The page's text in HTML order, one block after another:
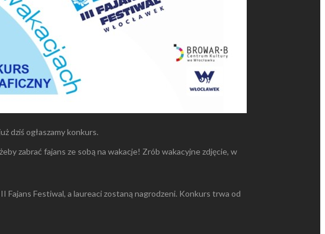
dziś ogłaszamy konkurs.
zabrać fajans ze sobą na wakacje! Zrób wakacyjne zdjęcie, w
Fajans Festiwal, a laureaci zostaną nagrodzeni. Konkurs trwa od